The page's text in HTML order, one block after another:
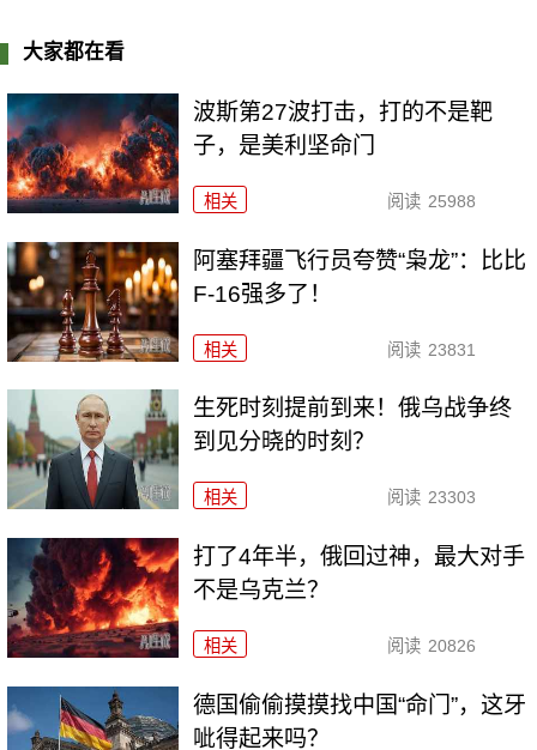
大家都在看
波斯第27波打击，打的不是靶
子，是美利坚命门
相关 阅读 25988
阿塞拜疆飞行员夸赞“枭龙”：比比
F-16强多了！
相关 阅读 23831
生死时刻提前到来！俄乌战争终
到见分晓的时刻？
相关 阅读 23303
打了4年半，俄回过神，最大对手
不是乌克兰？
相关 阅读 20826
德国偷偷摸摸找中国“命门”，这牙
呲得起来吗？